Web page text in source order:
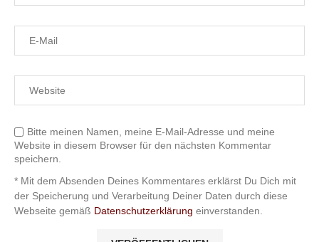
Bitte meinen Namen, meine E-Mail-Adresse und meine
Website in diesem Browser für den nächsten Kommentar
speichern.
* Mit dem Absenden Deines Kommentares erklärst Du Dich mit
der Speicherung und Verarbeitung Deiner Daten durch diese
Webseite gemäß Datenschutzerklärung einverstanden.